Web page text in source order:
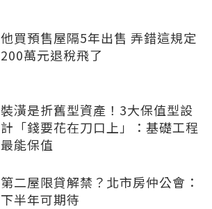
他買預售屋隔5年出售 弄錯這規定
200萬元退稅飛了
裝潢是折舊型資產！3大保值型設
計「錢要花在刀口上」：基礎工程
最能保值
第二屋限貸解禁？北市房仲公會：
下半年可期待